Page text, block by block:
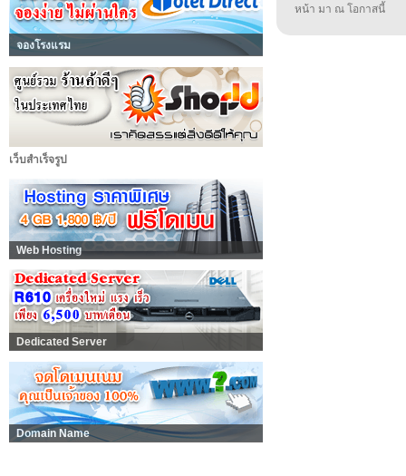
จองโรงแรม
เว็บสำเร็จรูป
Web Hosting
Dedicated Server
Domain Name
หน้า มา ณ โอกาสนี้